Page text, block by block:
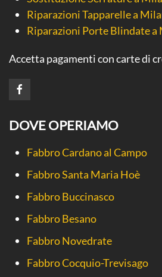
Riparazioni Tapparelle a
Riparazioni Porte Blindate a
Accetta pagamenti con carte di
DOVE OPERIAMO
Fabbro Cardano al Campo
Fabbro Santa Maria Hoè
Fabbro Buccinasco
Fabbro Besano
Fabbro Novedrate
Fabbro Cocquio-Trevisago